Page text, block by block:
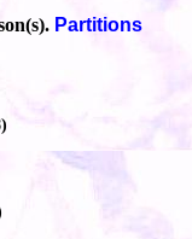
Partitions